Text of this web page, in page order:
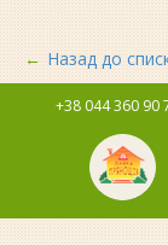
Назад до
+38 044 360 90